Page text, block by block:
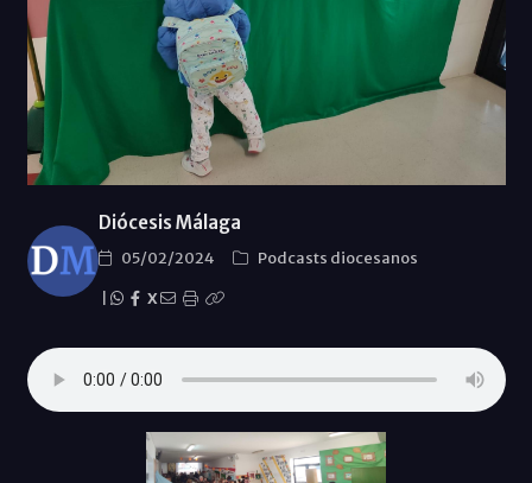
Diócesis Málaga
05/02/2024
Podcasts diocesanos
X